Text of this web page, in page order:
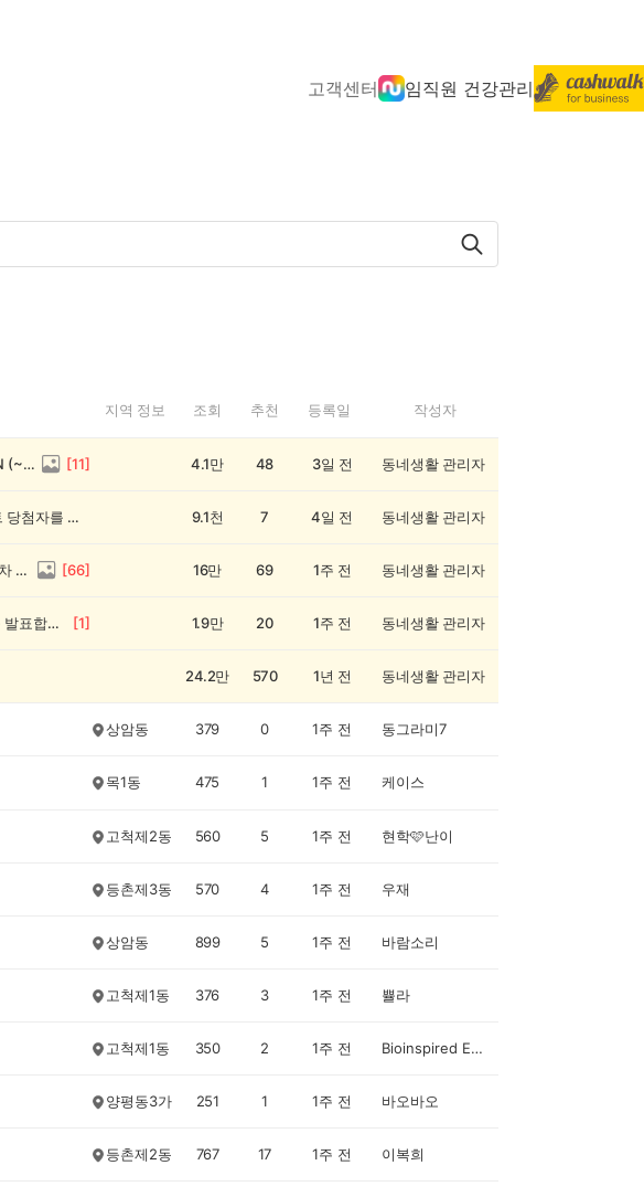
고객센터 임직원 건강관리
지역 정보 조회 추천 등록일 작성자
전원 1,000캐시! 🥳 우리 동네 썰전 14회차 OPEN (~8/17) [11] 4.1만 48 3일 전 동네생활 관리자
💰[당첨자 발표] 26회차 우리 동네 정보왕 이벤트 당첨자를 발표합니다! 9.1천 7 4일 전 동네생활 관리자
💸 전원 2,000캐시 지급! 우리 동네 정보왕 27회차 (~8/10) [66] 16만 69 1주 전 동네생활 관리자
💰[당첨자 발표] 우리 동네 썰전 12회차 당첨자를 발표합니다! [1] 1.9만 20 1주 전 동네생활 관리자
24.2만 570 1년 전 동네생활 관리자
상암동 379 0 1주 전 동그라미7
목1동 475 1 1주 전 케이스
고척제2동 560 5 1주 전 현학🩷난이
등촌제3동 570 4 1주 전 우재
상암동 899 5 1주 전 바람소리
고척제1동 376 3 1주 전 쁄라
고척제1동 350 2 1주 전 Bioinspired Engineer
양평동3가 251 1 1주 전 바오바오
등촌제2동 767 17 1주 전 이복희